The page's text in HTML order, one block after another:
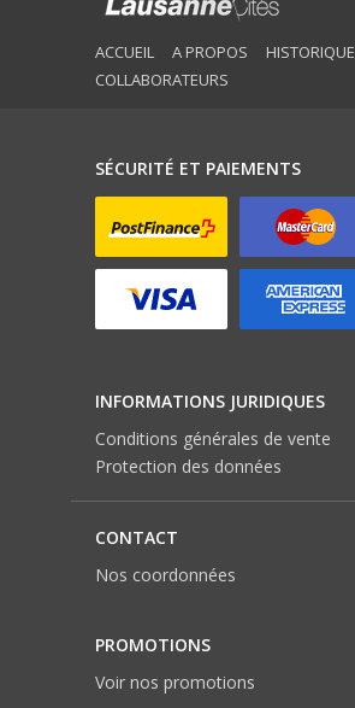
ACCUEIL A PROPOS
HISTORIQUE
COLLABORATEURS
SÉCURITÉ ET PAIEMENTS
INFORMATIONS JURIDIQUES
Conditions générales de vente
Protection des données
CONTACT
Nos coordonnées
PROMOTIONS
Voir nos promotions